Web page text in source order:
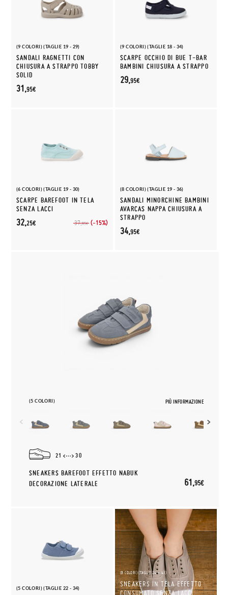
(9 COLORI) (TAGLIE 19 - 29)
SANDALI RAGNETTI CON
CHIUSURA A STRAPPO TOBBY
SOLID
31,95€
(9 COLORI) (TAGLIE 18 - 34)
SCARPE OCCHIO DI BUE T-BAR
BAMBINI CHIUSURA A STRAPPO
29,95€
(6 COLORI) (TAGLIE 19 - 30)
SCARPE BAREFOOT IN TELA
SENZA LACCI
37,95€ (-15%)
32,25€
(8 COLORI) (TAGLIE 19 - 36)
SANDALI MINORCHINE BAMBINI
AVARCAS NAPPA CHIUSURA A
STRAPPO
34,95€
(5 COLORI) PIÙ INFORMAZIONE
21 30
SNEAKERS BAREFOOT EFFETTO NABUK
DECORAZIONE LATERALE
61,95€
(5 COLORI) (TAGLIE 22 - 34)
(8 COLORI) (TAGLIE 24 - 43)
SNEAKERS IN TELA EFFETTO
CONSUMATO SENZA LACCI